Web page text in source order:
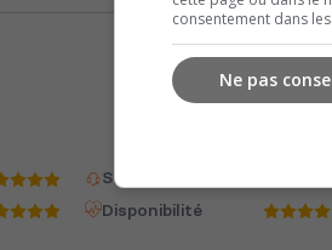
Staff du serveur
Disponibilité
consentement dans
Ne pas